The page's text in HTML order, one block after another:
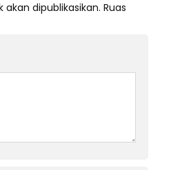
dipublikasikan. Ruas